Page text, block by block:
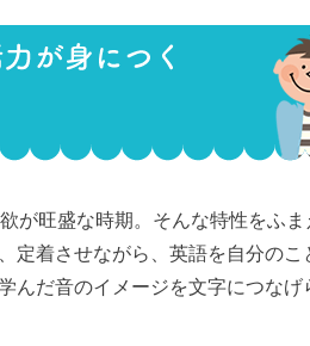
が旺盛な時期。そんな特性をふ
定着させながら、英語を自分のこ
だ音のイメージを文字につなげ